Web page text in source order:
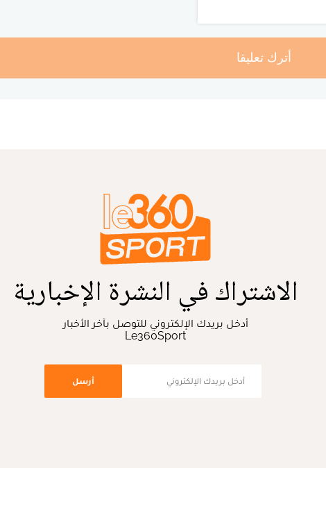
أترك تعليقا
الاشتراك في النشرة الإخبارية
أدخل بريدك الإلكتروني للتوصل بآخر الأخبار
Le360Sport
أرسل